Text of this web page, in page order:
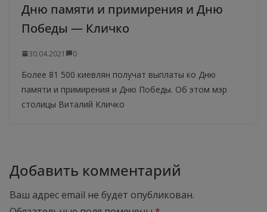
Дню памяти и примирения и Дню
Победы — Кличко
30.04.2021 0
Более 81 500 киевлян получат выплаты ко Дню
памяти и примирения и Дню Победы. Об этом мэр
столицы Виталий Кличко
Добавить комментарий
Ваш адрес email не будет опубликован.